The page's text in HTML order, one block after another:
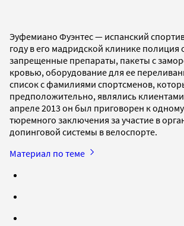
Эуфемиано Фуэнтес — испанский
году в его мадридской клинике полиция
запрещенные препараты, пакеты с
кровью, оборудование для ее
список с фамилиями спортсменов,
предположительно, являлись
апреле 2013 он был приговорен к
тюремного заключения за участие в
допинговой системы в велоспорте.
Материал по теме